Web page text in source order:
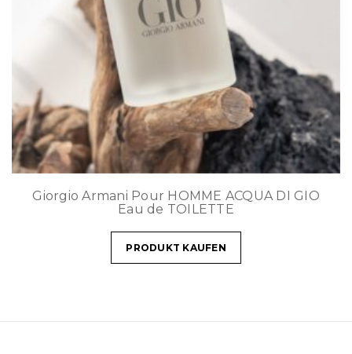
Giorgio Armani Pour HOMME ACQUA DI GIO
Eau de TOILETTE
PRODUKT KAUFEN